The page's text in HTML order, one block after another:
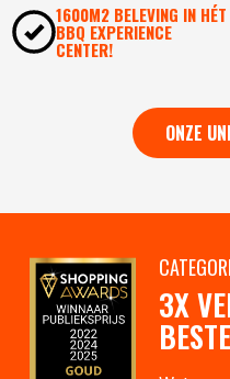
1600M2 BELEVING IN HÉT
BBQ EXPERIENCE
CENTER!
ONZE
3X